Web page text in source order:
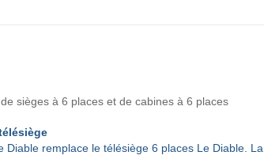
sièges à 6 places et de cabines à 6 places
Diable remplace le télésiège 6 places Le Diable. La